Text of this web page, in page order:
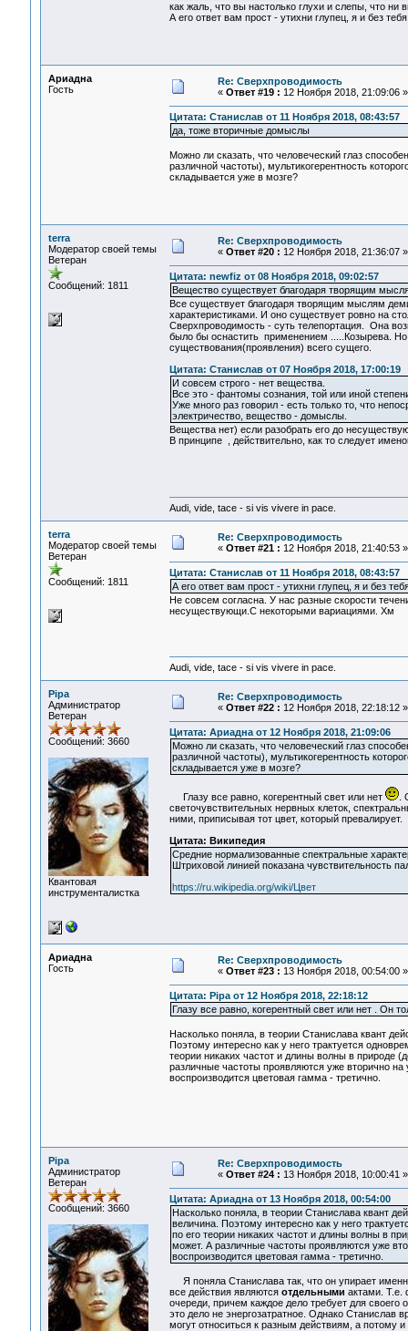
как жаль, что вы настолько глухи и слепы, что ни
А его ответ вам прост - утихни глупец, я и без
Ариадна
Гость
Re: Сверхпроводимость
« Ответ #19 : 12 Ноября 2018, 21:09:06 »
Цитата: Станислав от 11 Ноября 2018, 08:43:57
да, тоже вторичные домыслы
Можно ли сказать, что человеческий глаз
различной частоты), мультикогерентность
складывается уже в мозге?
terra
Модератор своей темы
Ветеран
Сообщений: 1811
Re: Сверхпроводимость
« Ответ #20 : 12 Ноября 2018, 21:36:07 »
Цитата: newfiz от 08 Ноября 2018, 09:02:57
Вещество существует благодаря творящим
Все существует благодаря творящим мыслям
характеристиками. И оно существует ровно на
Сверхпроводимость - суть телепортация. Она
было бы оснастить применением .....Козырева.
существования(проявления) всего сущего.
Цитата: Станислав от 07 Ноября 2018, 17:00:19
И совсем строго - нет вещества.
Все это - фантомы сознания, той или иной
Уже много раз говорил - есть только то, что
электричество, вещество - домыслы.
Вещества нет) если разобрать его до
В принципе , действительно, как то следует
Audi, vide, tace - si vis vivere in pace.
terra
Модератор своей темы
Ветеран
Сообщений: 1811
Re: Сверхпроводимость
« Ответ #21 : 12 Ноября 2018, 21:40:53 »
Цитата: Станислав от 11 Ноября 2018, 08:43:57
А его ответ вам прост - утихни глупец, я и без
Не совсем согласна. У нас разные скорости
несуществующи.С некоторыми вариациями. Хм
Audi, vide, tace - si vis vivere in pace.
Pipa
Администратор
Ветеран
Сообщений: 3660
Квантовая
инструменталистка
Re: Сверхпроводимость
« Ответ #22 : 12 Ноября 2018, 22:18:12 »
Цитата: Ариадна от 12 Ноября 2018, 21:09:06
Можно ли сказать, что человеческий глаз
различной частоты), мультикогерентность
складывается уже в мозге?
Глазу все равно, когерентный свет или нет
.
светочувствительных нервных клеток,
ними, приписывая тот цвет, который превалирует.
Цитата: Википедия
Средние нормализованные спектральные
Штриховой линией показана чувствительность
https://ru.wikipedia.org/wiki/Цвет
Ариадна
Гость
Re: Сверхпроводимость
« Ответ #23 : 13 Ноября 2018, 00:54:00 »
Цитата: Pipa от 12 Ноября 2018, 22:18:12
Глазу все равно, когерентный свет или нет . Он
Насколько поняла, в теории Станислава квант
Поэтому интересно как у него трактуется
теории никаких частот и длины волны в природе
различные частоты проявляются уже вторично
воспроизводится цветовая гамма - третично.
Pipa
Администратор
Ветеран
Сообщений: 3660
Re: Сверхпроводимость
« Ответ #24 : 13 Ноября 2018, 10:00:41 »
Цитата: Ариадна от 13 Ноября 2018, 00:54:00
Насколько поняла, в теории Станислава квант
величина. Поэтому интересно как у него
по его теории никаких частот и длины волны в
может. А различные частоты проявляются уже
воспроизводится цветовая гамма - третично.
Я поняла Станислава так, что он упирает
все действия являются отдельными актами. Т.е.
очереди, причем каждое дело требует для своего
это дело не энергозатратное. Однако Станислав
могут относиться к разным действиям, а потому